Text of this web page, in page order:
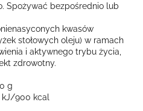
Spożywać bezpośrednio lub
kwasów
stołowych oleju) w ramach
i aktywnego trybu życia,
zdrowotny.
g
900 kcal